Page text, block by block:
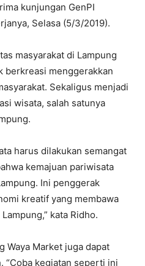
kunjungan GenPI
Selasa (5/3/2019).
masyarakat di Lampung
berkreasi menggerakkan
Sekaligus menjadi
wisata, salah satunya
harus dilakukan semangat
kemajuan pariwisata
Ini penggerak
kreatif yang membawa
kata Ridho.
Waya Market juga dapat
“Coba kegiatan seperti ini